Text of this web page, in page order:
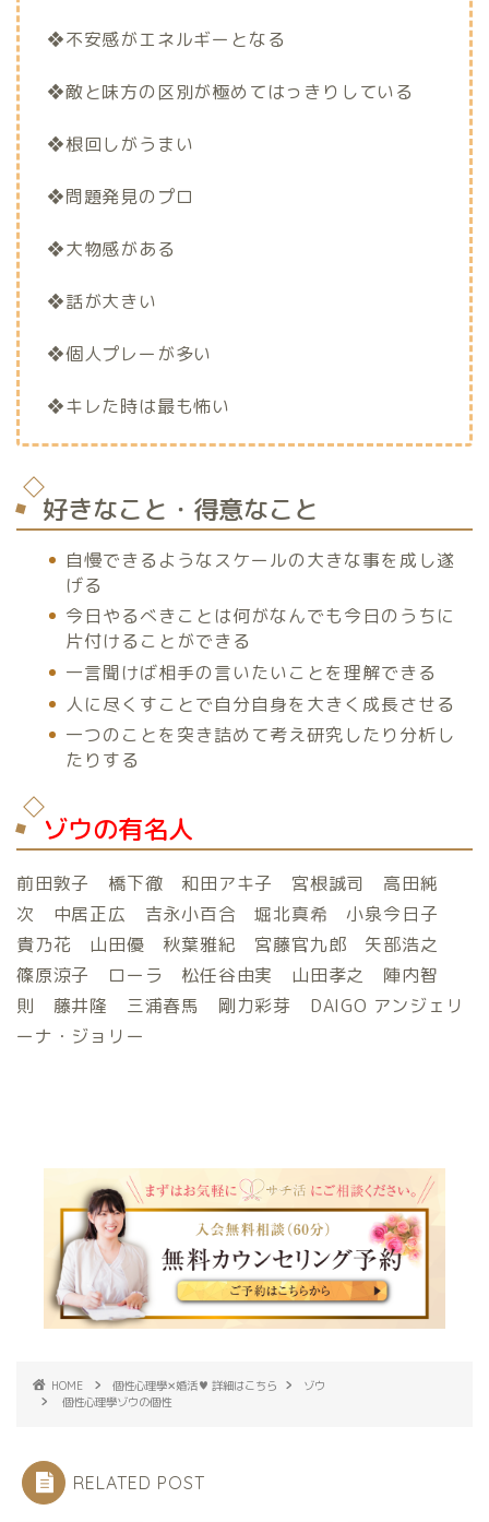
❖不安感がエネルギーとなる
❖敵と味方の区別が極めてはっきりしている
❖根回しがうまい
❖問題発見のプロ
❖大物感がある
❖話が大きい
❖個人プレーが多い
❖キレた時は最も怖い
好きなこと・得意なこと
自慢できるようなスケールの大きな事を成し遂
げる
今日やるべきことは何がなんでも今日のうちに
片付けることができる
一言聞けば相手の言いたいことを理解できる
人に尽くすことで自分自身を大きく成長させる
一つのことを突き詰めて考え研究したり分析し
たりする
ゾウの有名人
前田敦子 橋下徹 和田アキ子 宮根誠司 高田純
次 中居正広 吉永小百合 堀北真希 小泉今日子
貴乃花 山田優 秋葉雅紀 宮藤官九郎 矢部浩之
篠原涼子 ローラ 松任谷由実 山田孝之 陣内智
則 藤井隆 三浦春馬 剛力彩芽 DAIGO アンジェリ
ーナ・ジョリー
HOME 個性心理學✕婚活♥ 詳細はこちら
ゾウ
個性心理學ゾウの個性
RELATED POST